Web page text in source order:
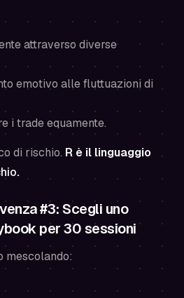
attraverso diverse
emotivo alle fluttuazioni di
i trade equamente.
di rischio. R è il linguaggio
.
#3: Scegli uno
per 30 sessioni
mescolando: